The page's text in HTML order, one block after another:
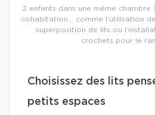
2 enfants dans une même
cohabitation… comme l’utilisation
superposition de lits ou
crochets pour le
Choisissez des lits
petits espaces